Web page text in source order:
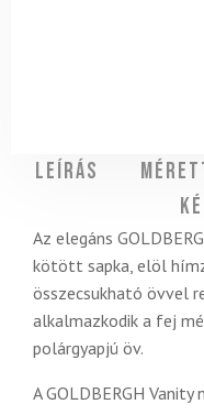
Leírás
Az elegáns
kötött sapka, elöl
összecsukható övvel
alkalmazkodik a fej
polárgyapjú öv.
A GOLDBERGH